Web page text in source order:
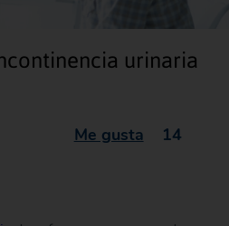
urinaria
Me gusta 14